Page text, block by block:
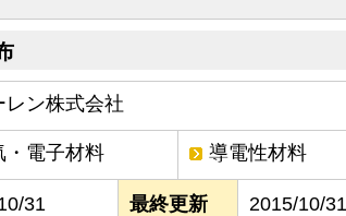
レン株式会社
・電子材料 導電性材料
31
最終更新
2015/10/31